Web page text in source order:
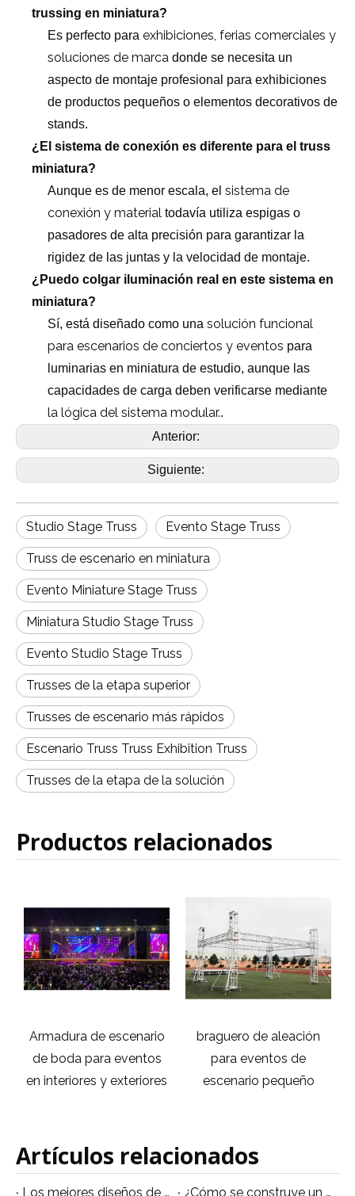
trussing en miniatura?
Es perfecto para exhibiciones, ferias comerciales y
soluciones de marca donde se necesita un
aspecto de montaje profesional para exhibiciones
de productos pequeños o elementos decorativos de
stands.
¿El sistema de conexión es diferente para el truss
miniatura?
Aunque es de menor escala, el sistema de
conexión y material todavía utiliza espigas o
pasadores de alta precisión para garantizar la
rigidez de las juntas y la velocidad de montaje.
¿Puedo colgar iluminación real en este sistema en
miniatura?
Sí, está diseñado como una solución funcional
para escenarios de conciertos y eventos para
luminarias en miniatura de estudio, aunque las
capacidades de carga deben verificarse mediante
la lógica del sistema modular..
Anterior:
Siguiente:
Studio Stage Truss Evento Stage Truss
Truss de escenario en miniatura
Evento Miniature Stage Truss
Miniatura Studio Stage Truss
Evento Studio Stage Truss
Trusses de la etapa superior
Trusses de escenario más rápidos
Escenario Truss Truss Exhibition Truss
Trusses de la etapa de la solución
Productos relacionados
Armadura de escenario
de boda para eventos
en interiores y exteriores
braguero de aleación
para eventos de
escenario pequeño
Artículos relacionados
Los mejores diseños de escenarios de iglesias
¿Cómo se construye un escenario de truss?